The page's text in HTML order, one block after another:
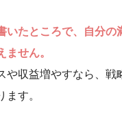
いたところで、自分の
せん。
や収益増やすなら、戦
す。